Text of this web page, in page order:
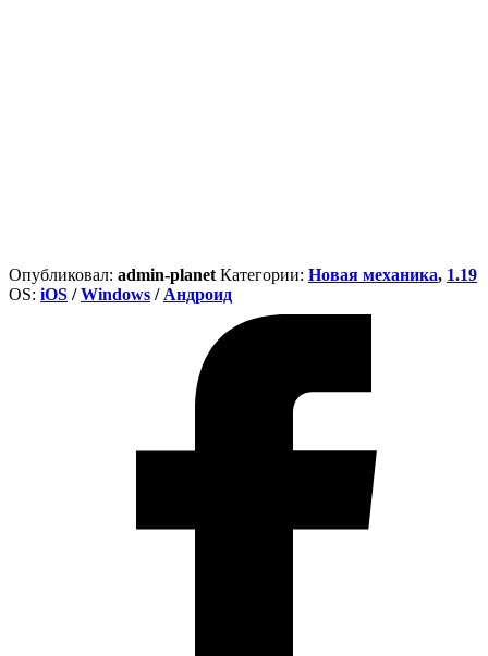
Опубликовал: admin-planet Категории: Новая механика, 1.19
ОS: iOS /Windows / Андроид